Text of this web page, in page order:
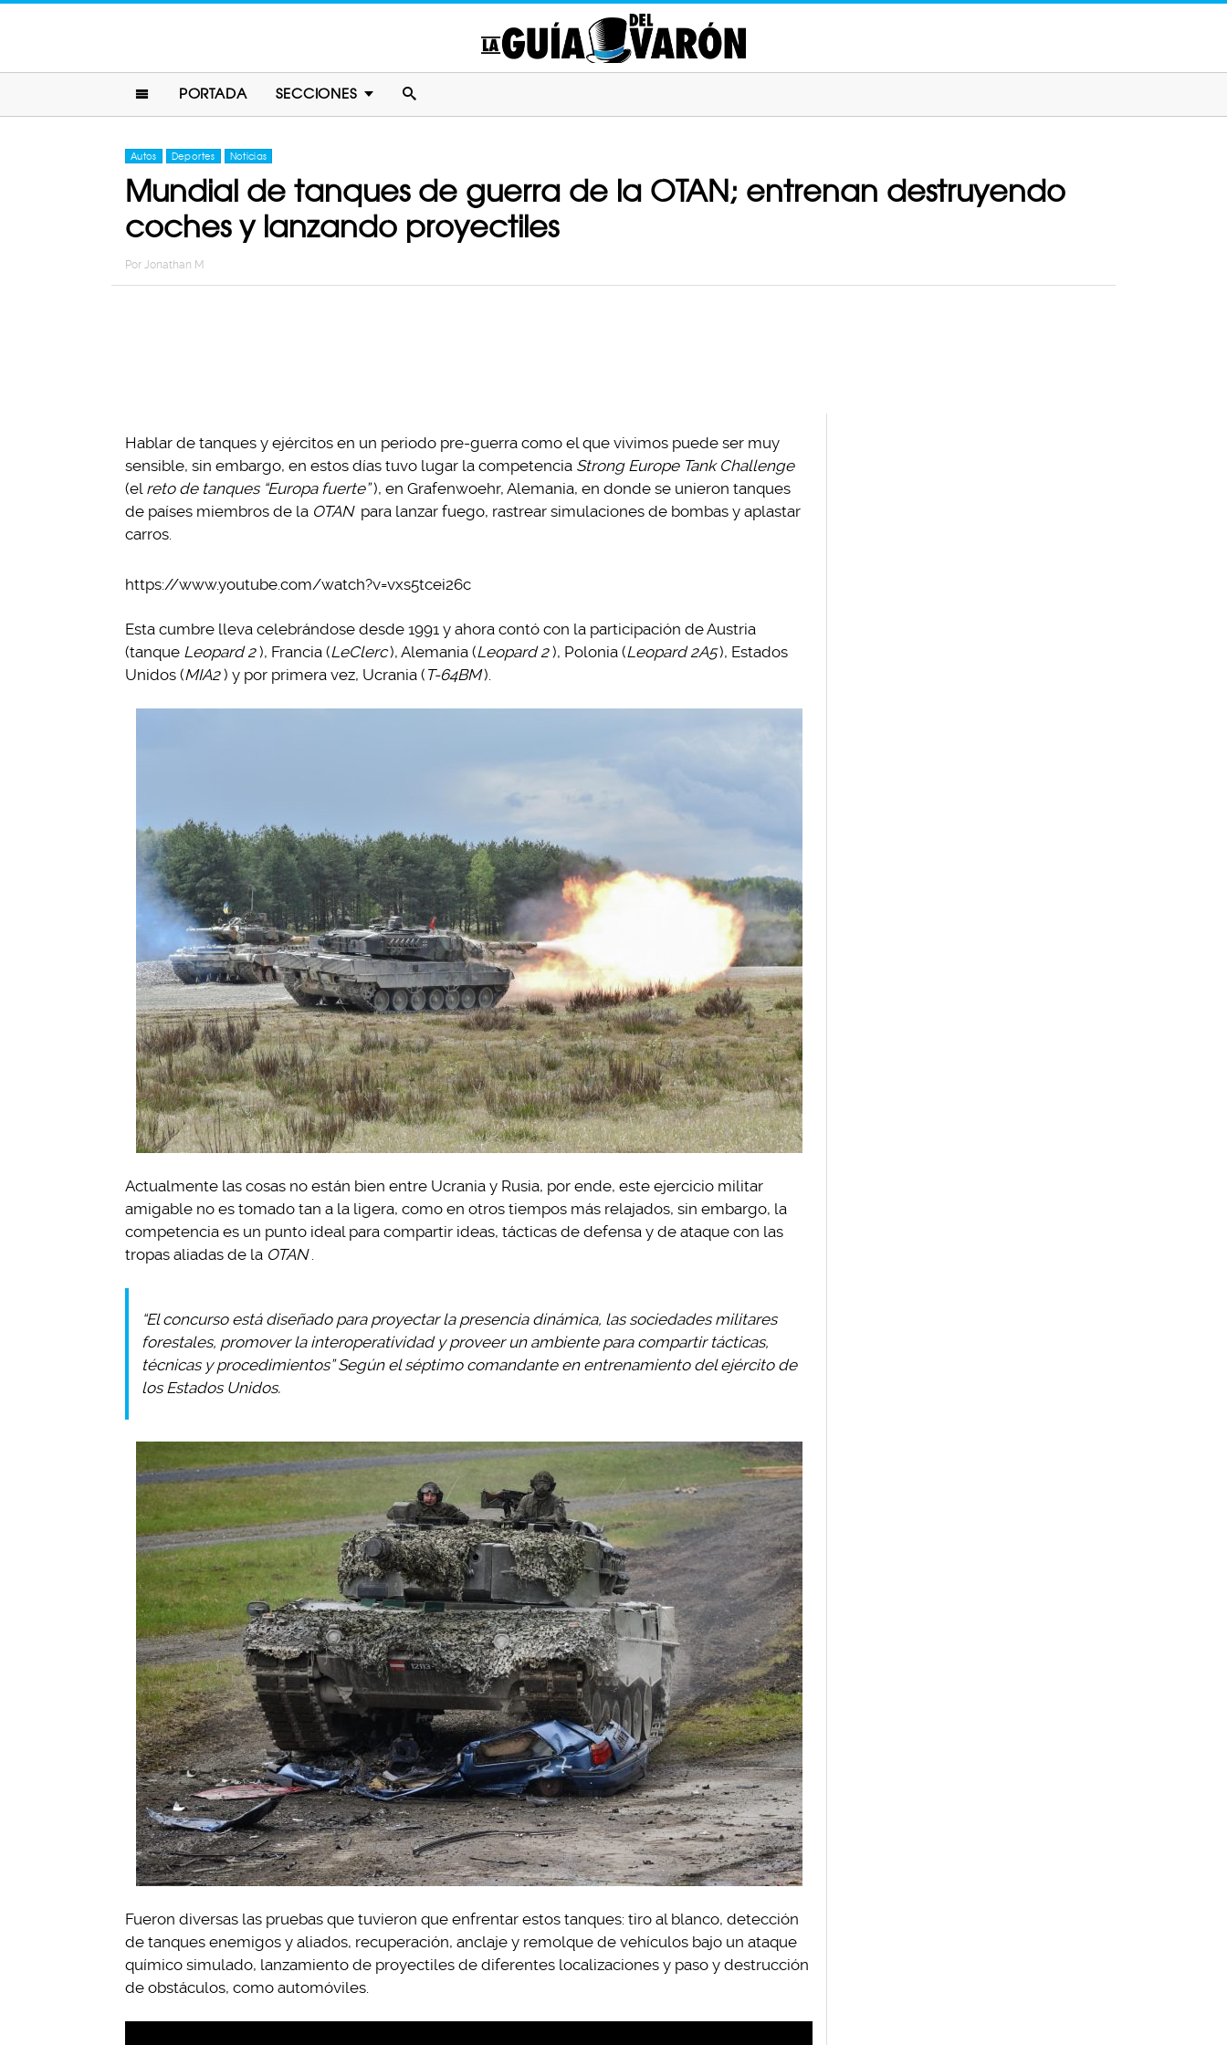
PORTADA SECCIONES
Autos Deportes Noticias
Mundial de tanques de guerra de la OTAN; entrenan destruyendo
coches y lanzando proyectiles
Por Jonathan M
Hablar de tanques y ejércitos en un periodo pre-guerra como el que vivimos puede ser muy
sensible, sin embargo, en estos días tuvo lugar la competencia Strong Europe Tank Challenge
(el reto de tanques “Europa fuerte” ), en Grafenwoehr, Alemania, en donde se unieron tanques
de países miembros de la OTAN para lanzar fuego, rastrear simulaciones de bombas y aplastar
carros.
https://www.youtube.com/watch?v=vxs5tcei26c
Esta cumbre lleva celebrándose desde 1991 y ahora contó con la participación de Austria
(tanque Leopard 2 ), Francia (LeClerc), Alemania (Leopard 2 ), Polonia (Leopard 2A5), Estados
Unidos (MIA2 ) y por primera vez, Ucrania ( T-64BM).
Actualmente las cosas no están bien entre Ucrania y Rusia, por ende, este ejercicio militar
amigable no es tomado tan a la ligera, como en otros tiempos más relajados, sin embargo, la
competencia es un punto ideal para compartir ideas, tácticas de defensa y de ataque con las
tropas aliadas de la OTAN .
“El concurso está diseñado para proyectar la presencia dinámica, las sociedades militares
forestales, promover la interoperatividad y proveer un ambiente para compartir tácticas,
técnicas y procedimientos” Según el séptimo comandante en entrenamiento del ejército de
los Estados Unidos.
Fueron diversas las pruebas que tuvieron que enfrentar estos tanques: tiro al blanco, detección
de tanques enemigos y aliados, recuperación, anclaje y remolque de vehículos bajo un ataque
químico simulado, lanzamiento de proyectiles de diferentes localizaciones y paso y destrucción
de obstáculos, como automóviles.